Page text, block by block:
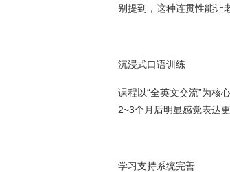
别提到，这种连贯性能让
沉浸式口语训练
课程以“全英文交流”为核
2~3个月后明显感觉表达
学习支持系统完善